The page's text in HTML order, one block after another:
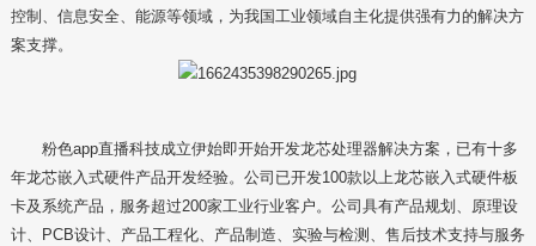
控制、信息安全、能源等领域，为我国工业领域自主化提供强有力的解决方
案支撑。
粉色app直播科技成立伊始即开始开发龙芯处理器解决方案，已有十多
年龙芯嵌入式硬件产品开发经验。公司已开发100款以上龙芯嵌入式硬件板
卡及系统产品，服务超过200家工业行业客户。公司具有产品规划、原理设
计、PCB设计、产品工程化、产品制造、实验与检测、售后技术支持与服务